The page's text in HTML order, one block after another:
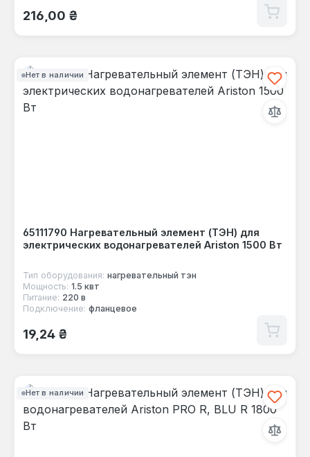
Обычная цена:
216,00 ₴
Нет в наличии
65111790 Нагревательный элемент (ТЭН) для
электрических водонагревателей Ariston 1500 Вт
Тип оборудования: нагревательный тэн
Мощность: 1.5 квт
Питание: 220 в
Подключение: фланцевое
Обычная цена:
19,24 ₴
Нет в наличии